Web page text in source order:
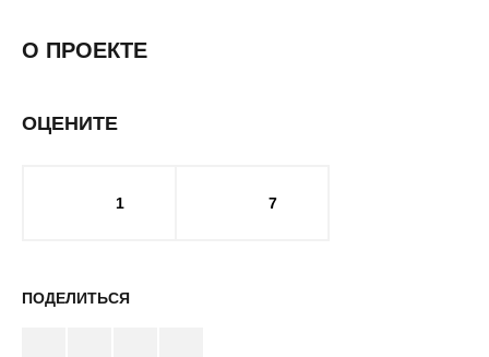
О ПРОЕКТЕ
ОЦЕНИТЕ
1 7
ПОДЕЛИТЬСЯ